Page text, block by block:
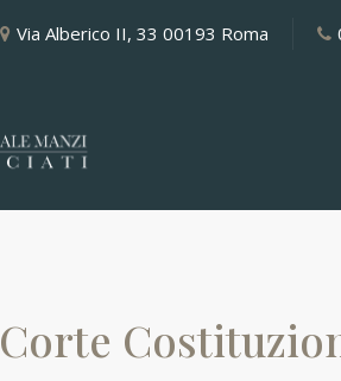
Via Alberico II, 33 00193 Roma
Corte